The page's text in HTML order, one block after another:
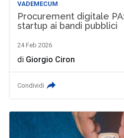
VADEMECUM
Procurement digitale
startup ai bandi pubblici
24 Feb 2026
di Giorgio Ciron
Condividi